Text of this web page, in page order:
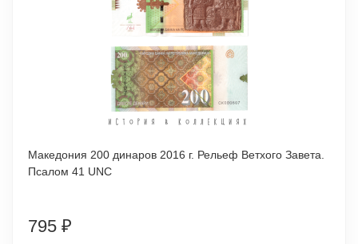
Македония 200 динаров 2016 г. Рельеф Ветхого Завета.
Псалом 41 UNC
795 ₽